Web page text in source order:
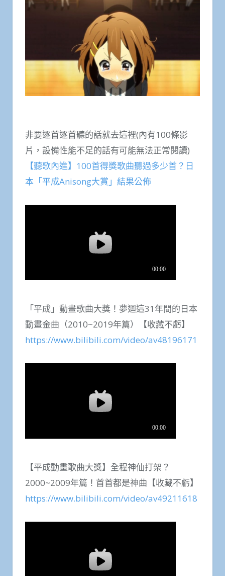
非要逐首逐首聽的話就去這裡(內有100條影
片，設備性能不足的話有可能無法正常閱讀)
【聽歌內進】100首得獎歌曲聽過多少首？日
本「平成Anisong大賞」結果公佈
「平成」動畫歌曲大獎！夢迴這31年間的日本
動畫金曲（2010~2019年篇）【收藏不虧】
https://www.bilibili.com/video/av48196171
【平成動畫歌曲大獎】全程神仙打架？
2000~2009年篇！首首都是神曲【收藏不虧】
https://www.bilibili.com/video/av49211618